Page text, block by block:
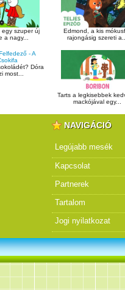
szuper új
a nagy...
Edmond, a kis
rajongásig szereti
Dóra
most...
Tarts a legkisebbek
mackójával egy...
NAVIGÁCIÓ
Legújabb mesék
Kapcsolat
Partnerek
Tartalom
Jogi nyilatkozat